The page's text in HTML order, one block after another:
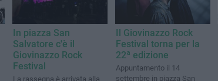
In piazza San
Salvatore c'è il
Giovinazzo Rock
Festival
La rassegna è arrivata alla
Il Giovinazzo Rock
Festival torna per la
22ª edizione
Appuntamento il 14
settembre in piazza San